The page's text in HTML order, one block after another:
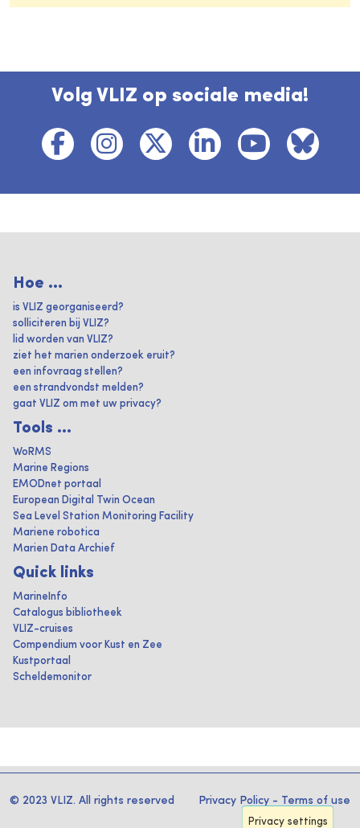
Volg VLIZ op sociale media!
Hoe ...
is VLIZ georganiseerd?
solliciteren bij VLIZ?
lid worden van VLIZ?
ziet het marien onderzoek eruit?
een infovraag stellen?
een strandvondst melden?
gaat VLIZ om met uw privacy?
Tools ...
WoRMS
Marine Regions
EMODnet portaal
European Digital Twin Ocean
Sea Level Station Monitoring Facility
Mariene robotica
Marien Data Archief
Quick links
MarineInfo
Catalogus bibliotheek
VLIZ-cruises
Compendium voor Kust en Zee
Kustportaal
Scheldemonitor
© 2023 VLIZ. All rights reserved Privacy Policy - Terms of use
Privacy settings